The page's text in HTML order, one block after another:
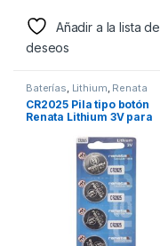
Añadir a la lista de
deseos
Baterías, Lithium, Renata
CR2025 Pila tipo botón
Renata Lithium 3V para